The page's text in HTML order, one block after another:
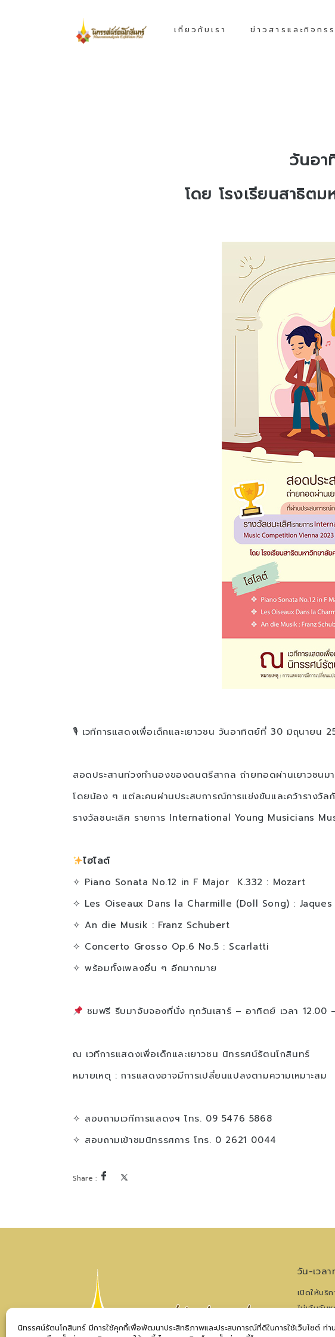
นิทรรศน์รัตนโกสินทร์ มีการใช้คุกกี้เพื่อพัฒนาประสิทธิภาพและประสบการณ์ที่ดีในการใช้เว็บไซต์ ท่า
เกี่ยวกับเรา ข่าวสารและกิจกร
วันอ
โดย โรงเรียนสาธิต
🎙 เวทีการแสดงเพื่อเด็กและเยาวชน วันอาทิตย์ที่ 30 มิถุนายน
สอดประสานท่วงทำนองของดนตรีสากล ถ่ายทอดผ่านเยาวชน
โดยน้อง ๆ แต่ละคนผ่านประสบการณ์การแข่งขันและคว้ารางวัล
รางวัลชนะเลิศ รายการ International Young Musicians
ไฮไลต์
✧ Piano Sonata No.12 in F Major K.332 : Mozart
✧ Les Oiseaux Dans la Charmille (Doll Song) :
✧ An die Musik : Franz Schubert
✧ Concerto Grosso Op.6 No.5 : Scarlatti
✧ พร้อมทั้งเพลงอื่น ๆ อีกมากมาย
ชมฟรี รีบมาจับจองที่นั่ง ทุกวันเสาร์ – อาทิตย์ เวลา 12.00
ณ เวทีการแสดงเพื่อเด็กและเยาวชน นิทรรศน์รัตนโกสินทร์
หมายเหตุ : การแสดงอาจมีการเปลี่ยนแปลงตามความเหมาะสม
✧ สอบถามเวทีการแสดงฯ โทร. 09 5476 5868
✧ สอบถามเข้าชมนิทรรศการ โทร. 0 2621 0044
วัน-เวลา
เปิดให้บริ
ไม่เว้นวัน
โทรศัพ